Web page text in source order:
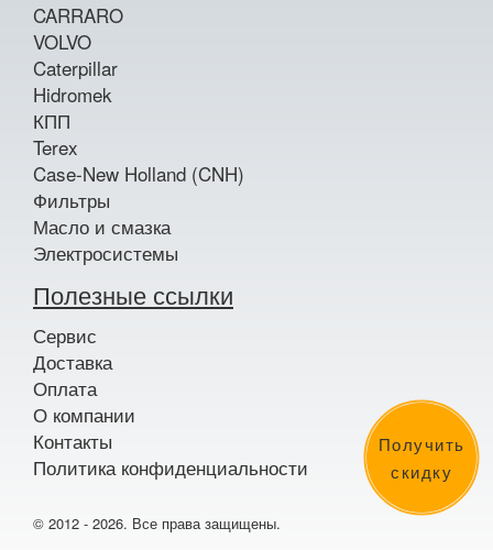
Получить
скидку
CARRARO
VOLVO
Caterpillar
Hidromek
КПП
Terex
Case-New Holland (CNH)
Фильтры
Масло и смазка
Электросистемы
Полезные ссылки
Сервис
Доставка
Оплата
О компании
Контакты
Политика конфиденциальности
© 2012 - 2026. Все права защищены.